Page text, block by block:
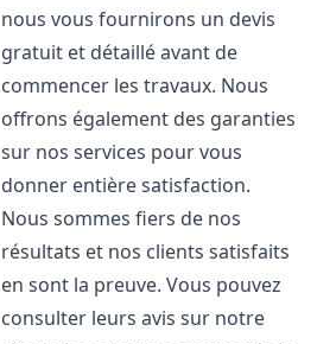
nous vous fournirons un devis
gratuit et détaillé avant de
commencer les travaux. Nous
offrons également des garanties
sur nos services pour vous
donner entière satisfaction.
Nous sommes fiers de nos
résultats et nos clients satisfaits
en sont la preuve. Vous pouvez
consulter leurs avis sur notre